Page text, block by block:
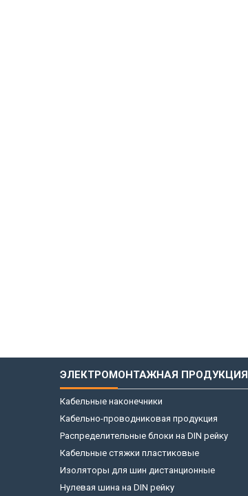
ЭЛЕКТРОМОНТАЖНАЯ ПРОДУКЦИЯ
Кабельные наконечники
Кабельно-проводниковая продукция
Распределительные блоки на DIN рейку
Кабельные стяжки пластиковые
Изоляторы для шин дистанционные
Нулевая шина на DIN рейку